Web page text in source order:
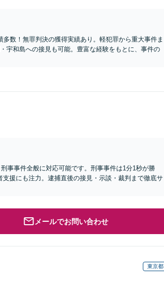
数！無罪判決の獲得実績あり。軽犯罪から重大事件ま
宇和島への接見も可能。豊富な経験をもとに、事件の
事事件全般に対応可能です。刑事事件は1分1秒が勝
援にも注力。逮捕直後の接見・示談・裁判まで徹底サ
メールでお問い合わせ
東京都